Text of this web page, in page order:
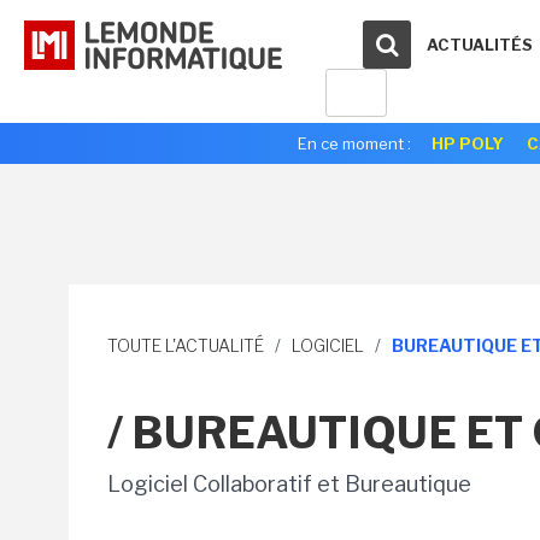
ACTUALITÉS
En ce moment : HP POLY
TOUTE L'ACTUALITÉ / LOGICIEL / BUREAUTIQUE
/ BUREAUTIQUE
Logiciel Collaboratif et Bureautique